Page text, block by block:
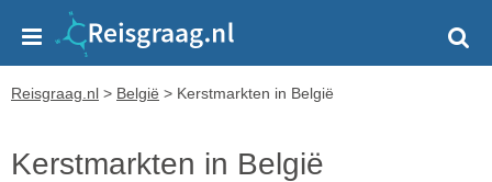
Reisgraag.nl > België > Kerstmarkten in België
Kerstmarkten in België